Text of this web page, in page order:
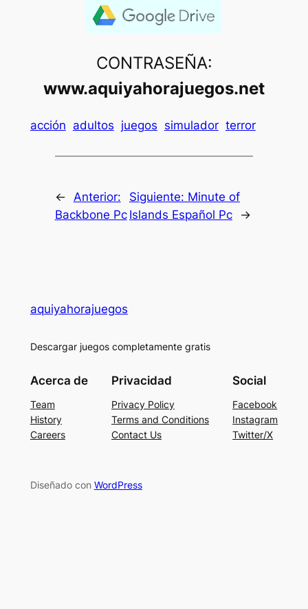
CONTRASEÑA:
www.aquiyahorajuegos.net
acción adultos juegos simulador terror
← Anterior:
Backbone Pc
Siguiente: Minute of
Islands Español Pc
→
aquiyahorajuegos
Descargar juegos completamente gratis
Acerca de
Team
History
Careers
Privacidad
Privacy Policy
Terms and Conditions
Contact Us
Social
Facebook
Instagram
Twitter/X
Diseñado con WordPress